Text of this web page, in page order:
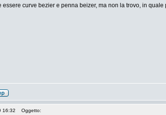
essere curve bezier e penna beizer, ma non la trovo, in
16:32 Oggetto: